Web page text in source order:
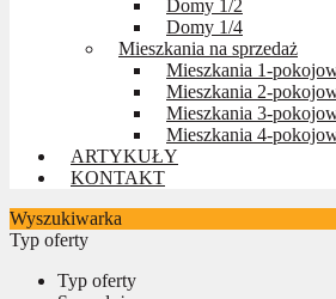
Domy 1/2
Domy 1/4
Mieszkania na sprzedaż
Mieszkania 1-
Mieszkania 2-
Mieszkania 3-
Mieszkania 4-
ARTYKUŁY
KONTAKT
Wyszukiwarka
Typ oferty
Typ oferty